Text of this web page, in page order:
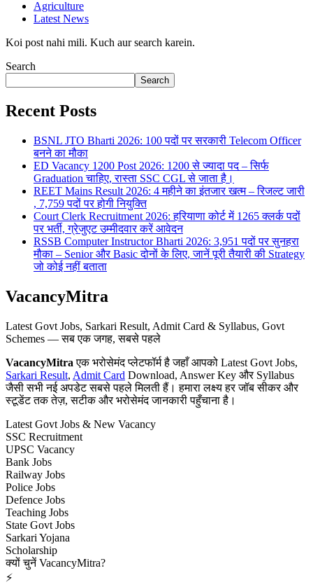
Agriculture
Latest News
Koi post nahi mili. Kuch aur search karein.
Search
Search
Recent Posts
BSNL JTO Bharti 2026: 100 पदों पर सरकारी Telecom Officer
बनने का मौका
ED Vacancy 1200 Post 2026: 1200 से ज्यादा पद – सिर्फ
Graduation चाहिए, रास्ता SSC CGL से जाता है।
REET Mains Result 2026: 4 महीने का इंतजार खत्म – रिजल्ट जारी
, 7,759 पदों पर होगी नियुक्ति
Court Clerk Recruitment 2026: हरियाणा कोर्ट में 1265 क्लर्क पदों
पर भर्ती, ग्रेजुएट उम्मीदवार करें आवेदन
RSSB Computer Instructor Bharti 2026: 3,951 पदों पर सुनहरा
मौका – Senior और Basic दोनों के लिए, जानें पूरी तैयारी की Strategy
जो कोई नहीं बताता
VacancyMitra
Latest Govt Jobs, Sarkari Result, Admit Card & Syllabus, Govt
Schemes — सब एक जगह, सबसे पहले
VacancyMitra एक भरोसेमंद प्लेटफॉर्म है जहाँ आपको Latest Govt Jobs,
Sarkari Result, Admit Card Download, Answer Key और Syllabus
जैसी सभी नई अपडेट सबसे पहले मिलती हैं। हमारा लक्ष्य हर जॉब सीकर और
स्टूडेंट तक तेज़, सटीक और भरोसेमंद जानकारी पहुँचाना है।
Latest Govt Jobs & New Vacancy
SSC Recruitment
UPSC Vacancy
Bank Jobs
Railway Jobs
Police Jobs
Defence Jobs
Teaching Jobs
State Govt Jobs
Sarkari Yojana
Scholarship
क्यों चुनें VacancyMitra?
⚡